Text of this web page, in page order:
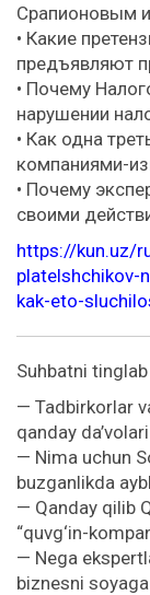
Срапионовым
• Какие
предъявляют
• Почему
нарушении
• Как одна
компаниями-
• Почему
своими
https://kun.uz/
platelshchikov-
kak-eto-
Suhbatni
— Tadbirkorlar
qanday
— Nima uchun
buzganlikda
— Qanday qilib
“quvg‘in-
— Nega
biznesni